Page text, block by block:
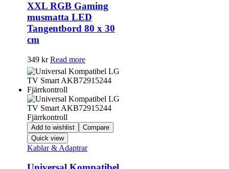
XXL RGB Gaming
musmatta LED
Tangentbord 80 x 30
cm
349 kr Read more
Add to wishlist
Compare
Quick view
Kablar & Adaptrar